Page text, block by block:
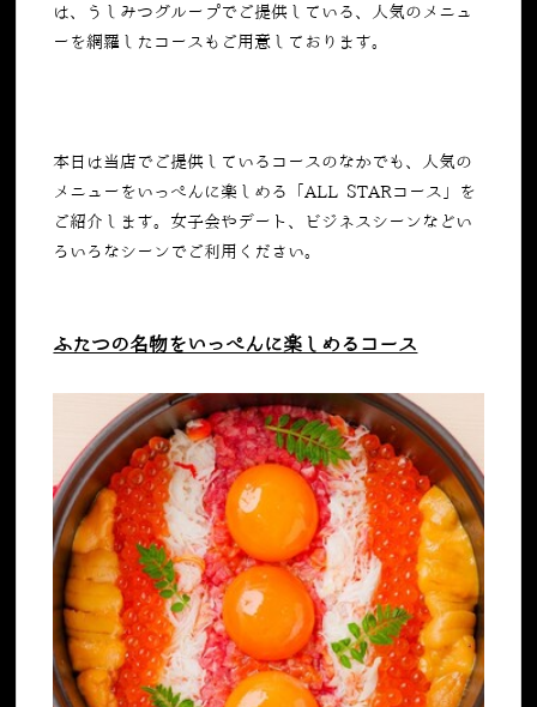
は、うしみつグループでご提供している、人気のメニュ
ーを網羅したコースもご用意しております。
本日は当店でご提供しているコースのなかでも、人気の
メニューをいっぺんに楽しめる「ALL STARコース」を
ご紹介します。女子会やデート、ビジネスシーンなどい
ろいろなシーンでご利用ください。
ふたつの名物をいっぺんに楽しめるコース